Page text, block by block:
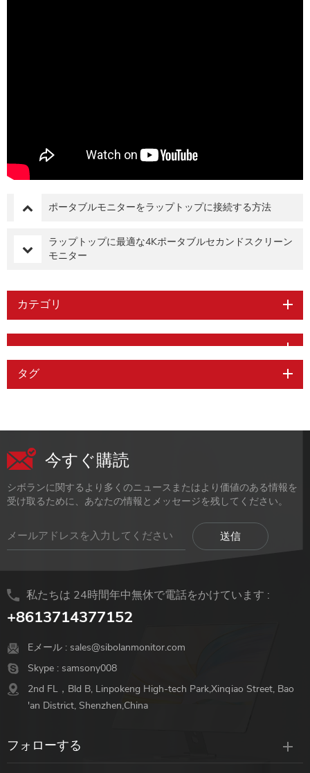
ポータブルモニターをラップトップに接続する方法
ラップトップに最適な4Kポータブルセカンドスクリーン
モニター
カテゴリ
タグ
今すぐ購読
シボランに関するより多くのニュースまたはより価値のある情報を
受け取るために、あなたの情報とメッセージを残してください。
私たちは 24時間年中無休で電話をかけています :
+8613714377152
Eメール : sales@sibolanmonitor.com
Skype : samsony008
2nd FL，Bld B, Linpokeng High-tech Park,Xinqiao Street, Bao
'an District, Shenzhen,China
フォローする